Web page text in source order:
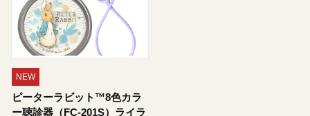
NEW
ピーターラビット™8色カラ
ー聴診器（FC-201S）ライラ